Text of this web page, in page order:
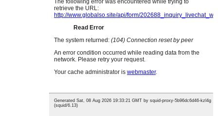
Ukrainian
Urdu
Welsh
Xhosa
Yiddish
Tatar
Oriya